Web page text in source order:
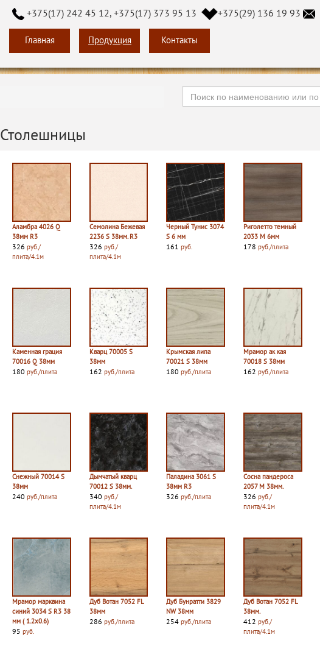
+375(17) 242 45 12, +375(17) 373 95 13 +375(29) 136 19 93
Главная Продукция Контакты
Столешницы
Аламбра 4026 Q
38мм R3
326 руб./
плита/4.1м
Семолина Бежевая
2236 S 38мм. R3
326 руб./
плита/4.1м
Черный Тунис 3074
S 6 мм
161руб.
Риголетто темный
2033 M 6мм
178 руб./плита
Каменная грация
70016 Q 38мм
180 руб./плита
Кварц 70005 S
38мм
162 руб./плита
Крымская липа
70021 S 38мм
180руб./плита
Мрамор ак кая
70018 S 38мм
162 руб./плита
Снежный 70014 S
38мм
240 руб./плита
Дымчатый кварц
70012 S 38мм.
340 руб./
плита/4.1м
Паладина 3061 S
38мм R3
326руб./плита
Сосна пандероса
2057 M 38мм.
326 руб./
плита/4.1м
Мрамор марквина
синий 3034 S R3 38
мм ( 1.2х0.6)
95 руб.
Дуб Вотан 7052 FL
38мм
286 руб./плита
Дуб Бунратти 3829
NW 38мм
254руб./плита
Дуб Вотан 7052 FL
38мм.
412 руб./
плита/4.1м